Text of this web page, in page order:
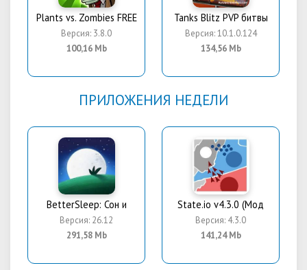
Plants vs. Zombies FREE
Версия: 3.8.0
100,16 Mb
Tanks Blitz PVP битвы
Версия: 10.1.0.124
134,56 Mb
ПРИЛОЖЕНИЯ НЕДЕЛИ
BetterSleep: Сон и
Версия: 26.12
291,58 Mb
State.io v4.3.0 (Мод
Версия: 4.3.0
141,24 Mb